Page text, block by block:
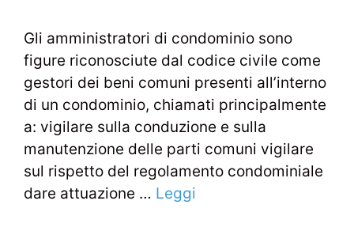
Gli amministratori di condominio sono
figure riconosciute dal codice civile come
gestori dei beni comuni presenti all’interno
di un condominio, chiamati principalmente
a: vigilare sulla conduzione e sulla
manutenzione delle parti comuni vigilare
sul rispetto del regolamento condominiale
dare attuazione … Leggi